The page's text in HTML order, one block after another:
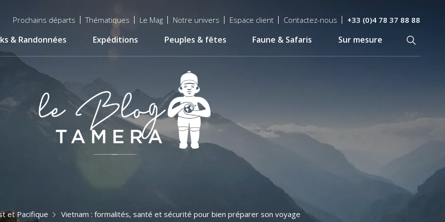
Menu
Prochains départs Thématiques Le Mag Notre univers Espace client Contactez-nous +33 (0)4 78 37 88 88
& Randonnées Expéditions Peuples & fêtes Faune & Safaris Sur mesure
et Pacifique Vietnam : formalités, santé et sécurité pour bien préparer son voyage